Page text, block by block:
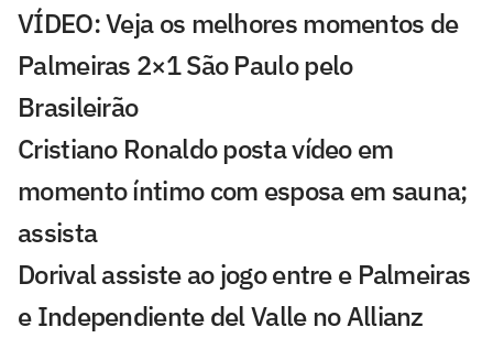
VÍDEO: Veja os melhores momentos de
Palmeiras 2×1 São Paulo pelo
Brasileirão
Cristiano Ronaldo posta vídeo em
momento íntimo com esposa em sauna;
assista
Dorival assiste ao jogo entre e Palmeiras
e Independiente del Valle no Allianz